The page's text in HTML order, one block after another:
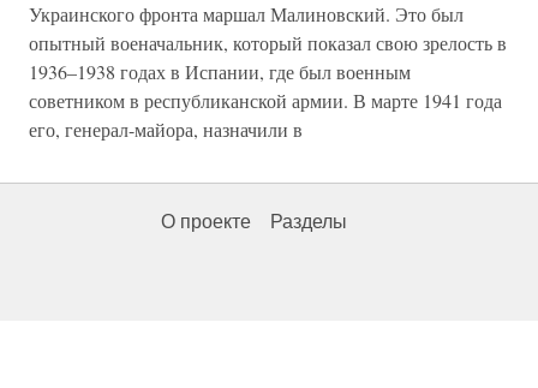
Украинского фронта маршал Малиновский. Это был
опытный военачальник, который показал свою зрелость в
1936–1938 годах в Испании, где был военным
советником в республиканской армии. В марте 1941 года
его, генерал-майора, назначили в
О проекте Разделы